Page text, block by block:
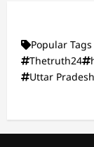
Popular Tags
Thetruth24
Uttar